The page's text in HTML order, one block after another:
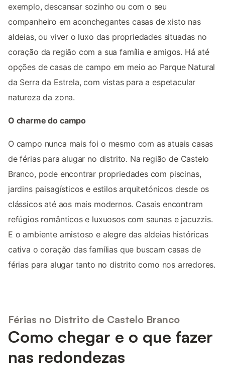
exemplo, descansar sozinho ou com o seu
companheiro em aconchegantes casas de xisto nas
aldeias, ou viver o luxo das propriedades situadas no
coração da região com a sua família e amigos. Há até
opções de casas de campo em meio ao Parque Natural
da Serra da Estrela, com vistas para a espetacular
natureza da zona.
O charme do campo
O campo nunca mais foi o mesmo com as atuais casas
de férias para alugar no distrito. Na região de Castelo
Branco, pode encontrar propriedades com piscinas,
jardins paisagísticos e estilos arquitetónicos desde os
clássicos até aos mais modernos. Casais encontram
refúgios românticos e luxuosos com saunas e jacuzzis.
E o ambiente amistoso e alegre das aldeias históricas
cativa o coração das famílias que buscam casas de
férias para alugar tanto no distrito como nos arredores.
Férias no Distrito de Castelo Branco
Como chegar e o que fazer
nas redondezas